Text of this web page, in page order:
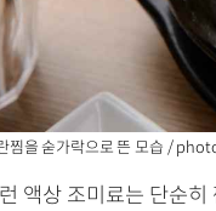
찜을 숟가락으로 뜬 모습 /
액상 조미료는 단순